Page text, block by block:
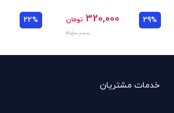
29%
320,000 تومان
450,000
22%
خدمات مشتریان